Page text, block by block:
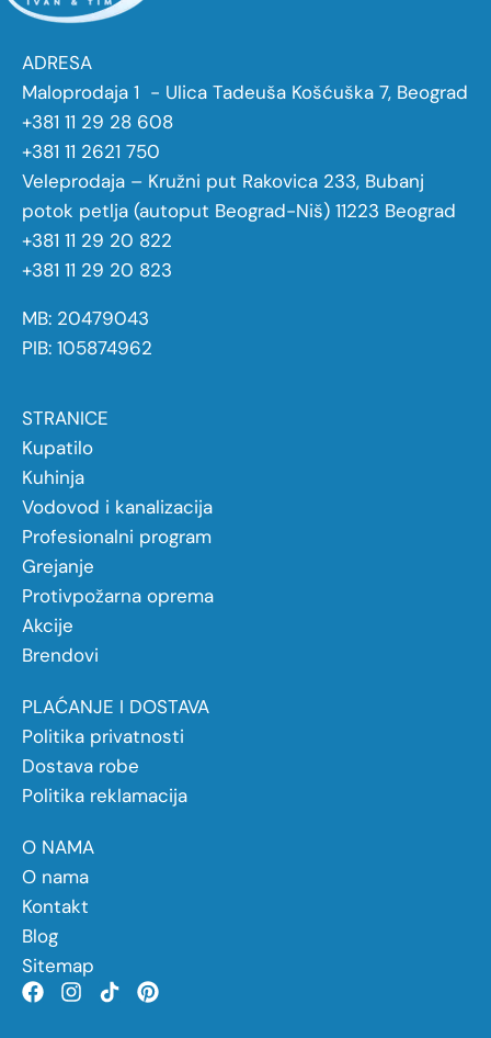
ADRESA
Maloprodaja 1 - Ulica Tadeuša Košćuška 7, Beograd
+381 11 29 28 608
+381 11 2621 750
Veleprodaja – Kružni put Rakovica 233, Bubanj
potok petlja (autoput Beograd-Niš) 11223 Beograd
+381 11 29 20 822
+381 11 29 20 823
MB: 20479043
PIB: 105874962
STRANICE
Kupatilo
Kuhinja
Vodovod i kanalizacija
Profesionalni program
Grejanje
Protivpožarna oprema
Akcije
Brendovi
PLAĆANJE I DOSTAVA
Politika privatnosti
Dostava robe
Politika reklamacija
O NAMA
O nama
Kontakt
Blog
Sitemap